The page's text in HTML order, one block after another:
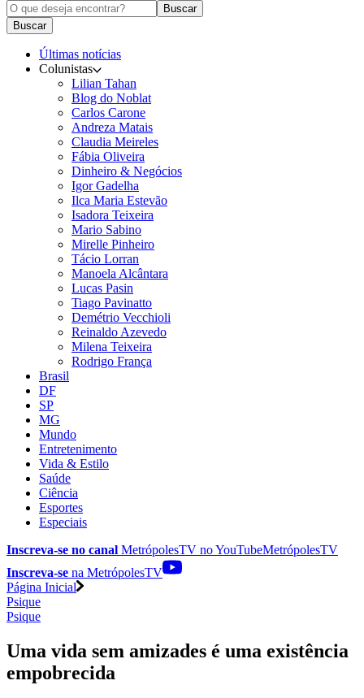
Buscar
Buscar
Últimas notícias
Colunistas
Lilian Tahan
Blog do Noblat
Carlos Carone
Andreza Matais
Claudia Meireles
Fábia Oliveira
Dinheiro & Negócios
Igor Gadelha
Ilca Maria Estevão
Isadora Teixeira
Mario Sabino
Mirelle Pinheiro
Tácio Lorran
Manoela Alcântara
Lucas Pasin
Tiago Pavinatto
Demétrio Vecchioli
Reinaldo Azevedo
Milena Teixeira
Rodrigo França
Brasil
DF
SP
MG
Mundo
Entretenimento
Vida & Estilo
Saúde
Ciência
Esportes
Especiais
Inscreva-se no canal MetrópolesTV noYouTubeMetrópolesTV
Inscreva-se na MetrópolesTV
Página Inicial
Psique
Psique
Uma vida sem amizades é uma existência
empobrecida